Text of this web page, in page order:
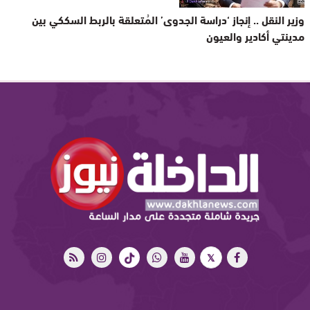
وزير النقل .. إنجاز ‘دراسة الجدوى’ المُتعلقة بالربط السككي بين
مدينتي أكادير والعيون